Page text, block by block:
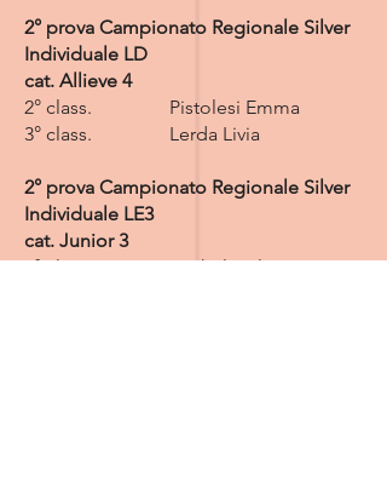
2° prova Campionato Regionale Silver
Individuale LD
cat. Allieve 4
2° class. Pistolesi Emma
3° class. Lerda Livia
2° prova Campionato Regionale Silver
Individuale LE3
cat. Junior 3
1° class. Michelini Ilaria